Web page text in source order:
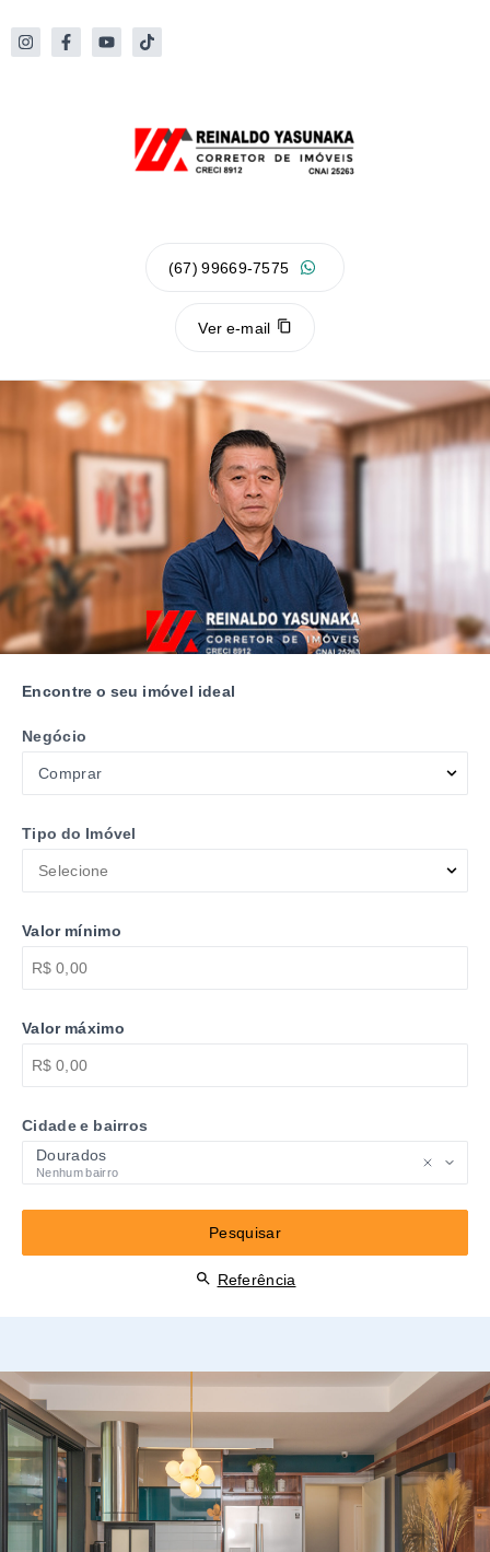
Ver e-mail
(67) 99669-7575
Encontre o seu imóvel ideal
Negócio
Comprar
Tipo do Imóvel
Selecione
Valor mínimo
Valor máximo
Cidade e bairros
Dourados
Nenhum bairro
Pesquisar
Referência
Apartamento Alto Padrão
Jardim Europa - Dourados/MS
R$1.200.000,00